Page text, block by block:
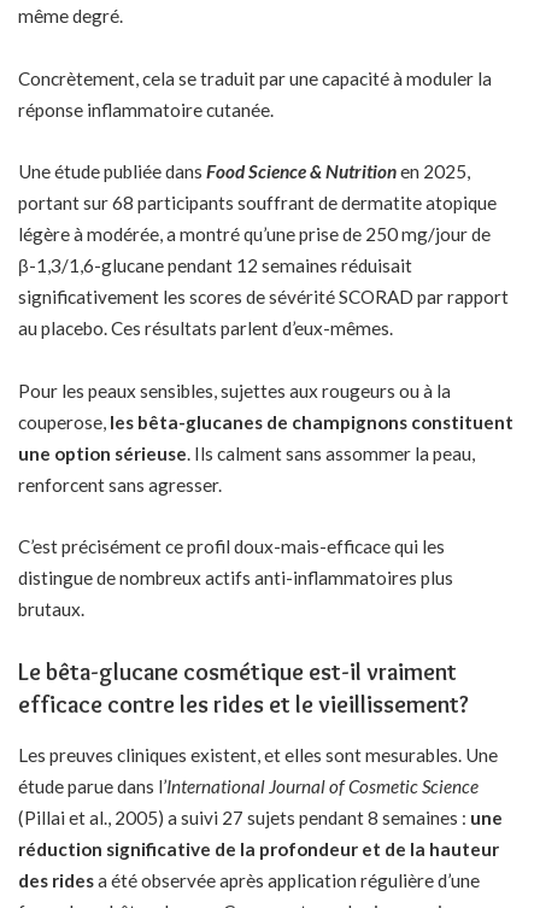
même degré.
Concrètement, cela se traduit par une capacité à moduler la
réponse inflammatoire cutanée.
Une étude publiée dans Food Science & Nutritionen 2025,
portant sur 68 participants souffrant de dermatite atopique
légère à modérée, a montré qu’une prise de 250 mg/jour de
β-1,3/1,6-glucane pendant 12 semaines réduisait
significativement les scores de sévérité SCORAD par rapport
au placebo. Ces résultats parlent d’eux-mêmes.
Pour les peaux sensibles, sujettes aux rougeurs ou à la
couperose, les bêta-glucanes de champignons constituent
une option sérieuse. Ils calment sans assommer la peau,
renforcent sans agresser.
C’est précisément ce profil doux-mais-efficace qui les
distingue de nombreux actifs anti-inflammatoires plus
brutaux.
Le bêta-glucane cosmétique est-il vraiment
efficace contre les rides et le vieillissement?
Les preuves cliniques existent, et elles sont mesurables. Une
étude parue dans l’International Journal of Cosmetic Science
(Pillai et al., 2005) a suivi 27 sujets pendant 8 semaines : une
réduction significative de la profondeur et de la hauteur
des ridesa été observée après application régulière d’une